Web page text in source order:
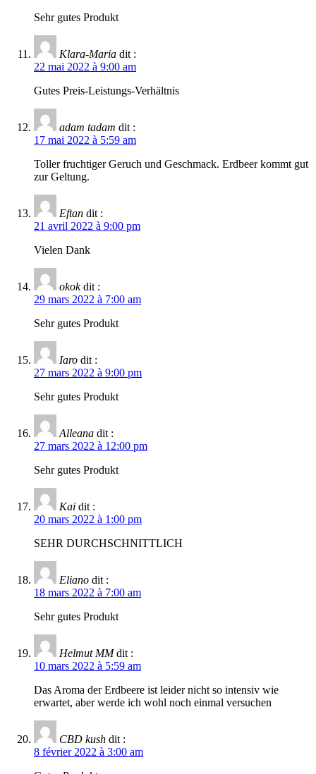
Sehr gutes Produkt
Klara-Maria dit :
22 mai 2022 à 9:00 am
Gutes Preis-Leistungs-Verhältnis
adam tadam dit :
17 mai 2022 à 5:59 am
Toller fruchtiger Geruch und Geschmack. Erdbeer kommt gut
zur Geltung.
Eftan dit :
21 avril 2022 à 9:00 pm
Vielen Dank
okok dit :
29 mars 2022 à 7:00 am
Sehr gutes Produkt
Iaro dit :
27 mars 2022 à 9:00 pm
Sehr gutes Produkt
Alleana dit :
27 mars 2022 à 12:00 pm
Sehr gutes Produkt
Kai dit :
20 mars 2022 à 1:00 pm
SEHR DURCHSCHNITTLICH
Eliano dit :
18 mars 2022 à 7:00 am
Sehr gutes Produkt
Helmut MM dit :
10 mars 2022 à 5:59 am
Das Aroma der Erdbeere ist leider nicht so intensiv wie
erwartet, aber werde ich wohl noch einmal versuchen
CBD kush dit :
8 février 2022 à 3:00 am